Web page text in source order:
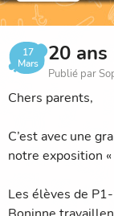
17
Mars
20
Publié par
Chers parents,
C’est avec une
notre exposition
Les élèves de